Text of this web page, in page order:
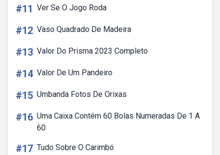
#11 Ver Se O Jogo Roda
#12 Vaso Quadrado De Madeira
#13 Valor Do Prisma 2023 Completo
#14 Valor De Um Pandeiro
#15 Umbanda Fotos De Orixas
#16 Uma Caixa Contém 60 Bolas Numeradas De 1 A
60
#17 Tudo Sobre O Carimbó